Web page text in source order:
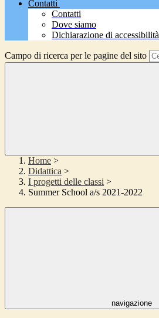
Contatti
Contatti
Dove siamo
Dichiarazione di accessibilità
Campo di ricerca per le pagine del sito
Home >
Didattica >
I progetti delle classi >
Summer School a/s 2021-2022
navigazione